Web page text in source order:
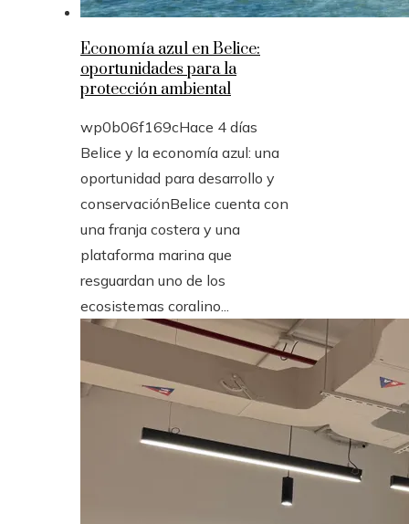
Economía azul en Belice:
oportunidades para la
protección ambiental
wp0b06f169cHace 4 días
Belice y la economía azul: una
oportunidad para desarrollo y
conservaciónBelice cuenta con
una franja costera y una
plataforma marina que
resguardan uno de los
ecosistemas coralino...